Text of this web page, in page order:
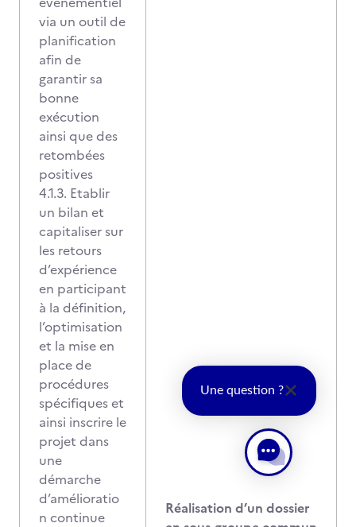
via un outil de
planification
afin de
garantir sa
bonne
exécution
ainsi que des
retombées
positives
4.1.3. Etablir
un bilan et
capitaliser sur
les retours
d’expérience
en participant
à la définition,
l’optimisation
et la mise en
place de
procédures
spécifiques et
ainsi inscrire le
projet dans
une
démarche
d’amélioratio
n continue
Réalisation d’un dossier
Une question ?